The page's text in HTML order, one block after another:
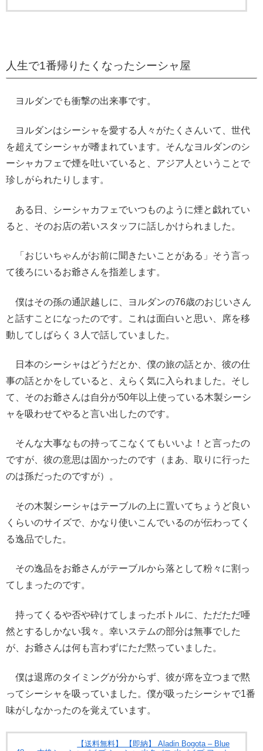
人生で1番帰りたくなったシーシャ屋
ヨルダンでも衝撃の出来事です。
ヨルダンはシーシャを愛する人々がたくさんいて、世代
を超えてシーシャが嗜まれています。そんなヨルダンのシ
ーシャカフェで煙を吐いていると、アジア人ということで
珍しがられたりします。
ある日、シーシャカフェでいつものように煙と戯れてい
ると、そのお店の若いスタッフに話しかけられました。
「おじいちゃんがお前に聞きたいことがある」そう言っ
て後ろにいるお爺さんを指差します。
僕はその孫の通訳越しに、ヨルダンの76歳のおじいさん
と話すことになったのです。これは面白いと思い、席を移
動してしばらく３人で話していました。
日本のシーシャはどうだとか、僕の旅の話とか、彼の仕
事の話とかをしていると、えらく気に入られました。そし
て、そのお爺さんは自分が50年以上使っている木製シーシ
ャを吸わせてやると言い出したのです。
そんな大事なもの持ってこなくてもいいよ！と言ったの
ですが、彼の意思は固かったのです（まあ、取りに行った
のは孫だったのですが）。
その木製シーシャはテーブルの上に置いてちょうど良い
くらいのサイズで、かなり使いこんでいるのが伝わってく
る逸品でした。
その逸品をお爺さんがテーブルから落として粉々に割っ
てしまったのです。
持ってくるや否や砕けてしまったボトルに、ただただ唖
然とするしかない我々。幸いステムの部分は無事でした
が、お爺さんは何も言わずにただ黙っていました。
僕は退席のタイミングが分からず、彼が席を立つまで黙
ってシーシャを吸っていました。僕が吸ったシーシャで1番
味がしなかったのを覚えています。
【送料無料】 【即納】 Aladin Bogota – Blue